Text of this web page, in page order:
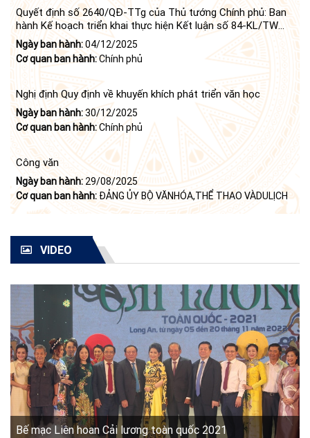
Quyết định số 2640/QĐ-TTg của Thủ tướng Chính phủ: Ban
hành Kế hoạch triển khai thực hiện Kết luận số 84-KL/TW
ngày 21 tháng 6 năm 2024 của Bộ Chính trị tiếp tục thực
hiện Nghị quyết số 23-NQ/TW ngày 16 tháng 6 năm 2008
của Bộ Chính trị (khóa X) về "tiếp tục xây dựng và phát triển
văn học, nghệ thuật trong thời kỳ mới"
Ngày ban hành:04/12/2025
Cơ quan ban hành:Chính phủ
Nghị định Quy định về khuyến khích phát triển văn học
Ngày ban hành:30/12/2025
Cơ quan ban hành:Chính phủ
Công văn
Ngày ban hành: 29/08/2025
Cơ quan ban hành: ĐẢNG ỦY BỘ VĂNHÓA,THỂ THAO VÀDULỊCH
VIDEO
Bế mạc Liên hoan Cải lương toàn quốc 2021